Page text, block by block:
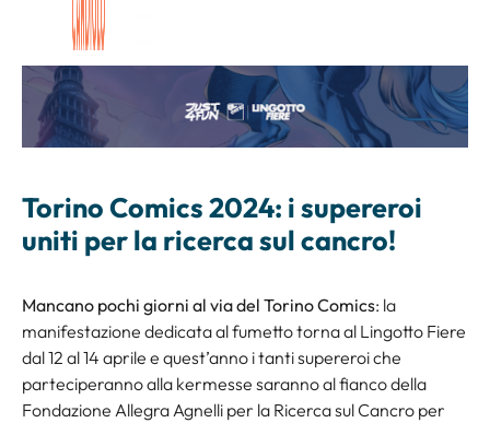
Torino Comics 2024: i supereroi
uniti per la ricerca sul cancro!
Mancano pochi giorni al via del Torino Comics: la
manifestazione dedicata al fumetto torna al Lingotto Fiere
dal 12 al 14 aprile e quest’anno i tanti supereroi che
parteciperanno alla kermesse saranno al fianco della
Fondazione Allegra Agnelli per la Ricerca sul Cancro per